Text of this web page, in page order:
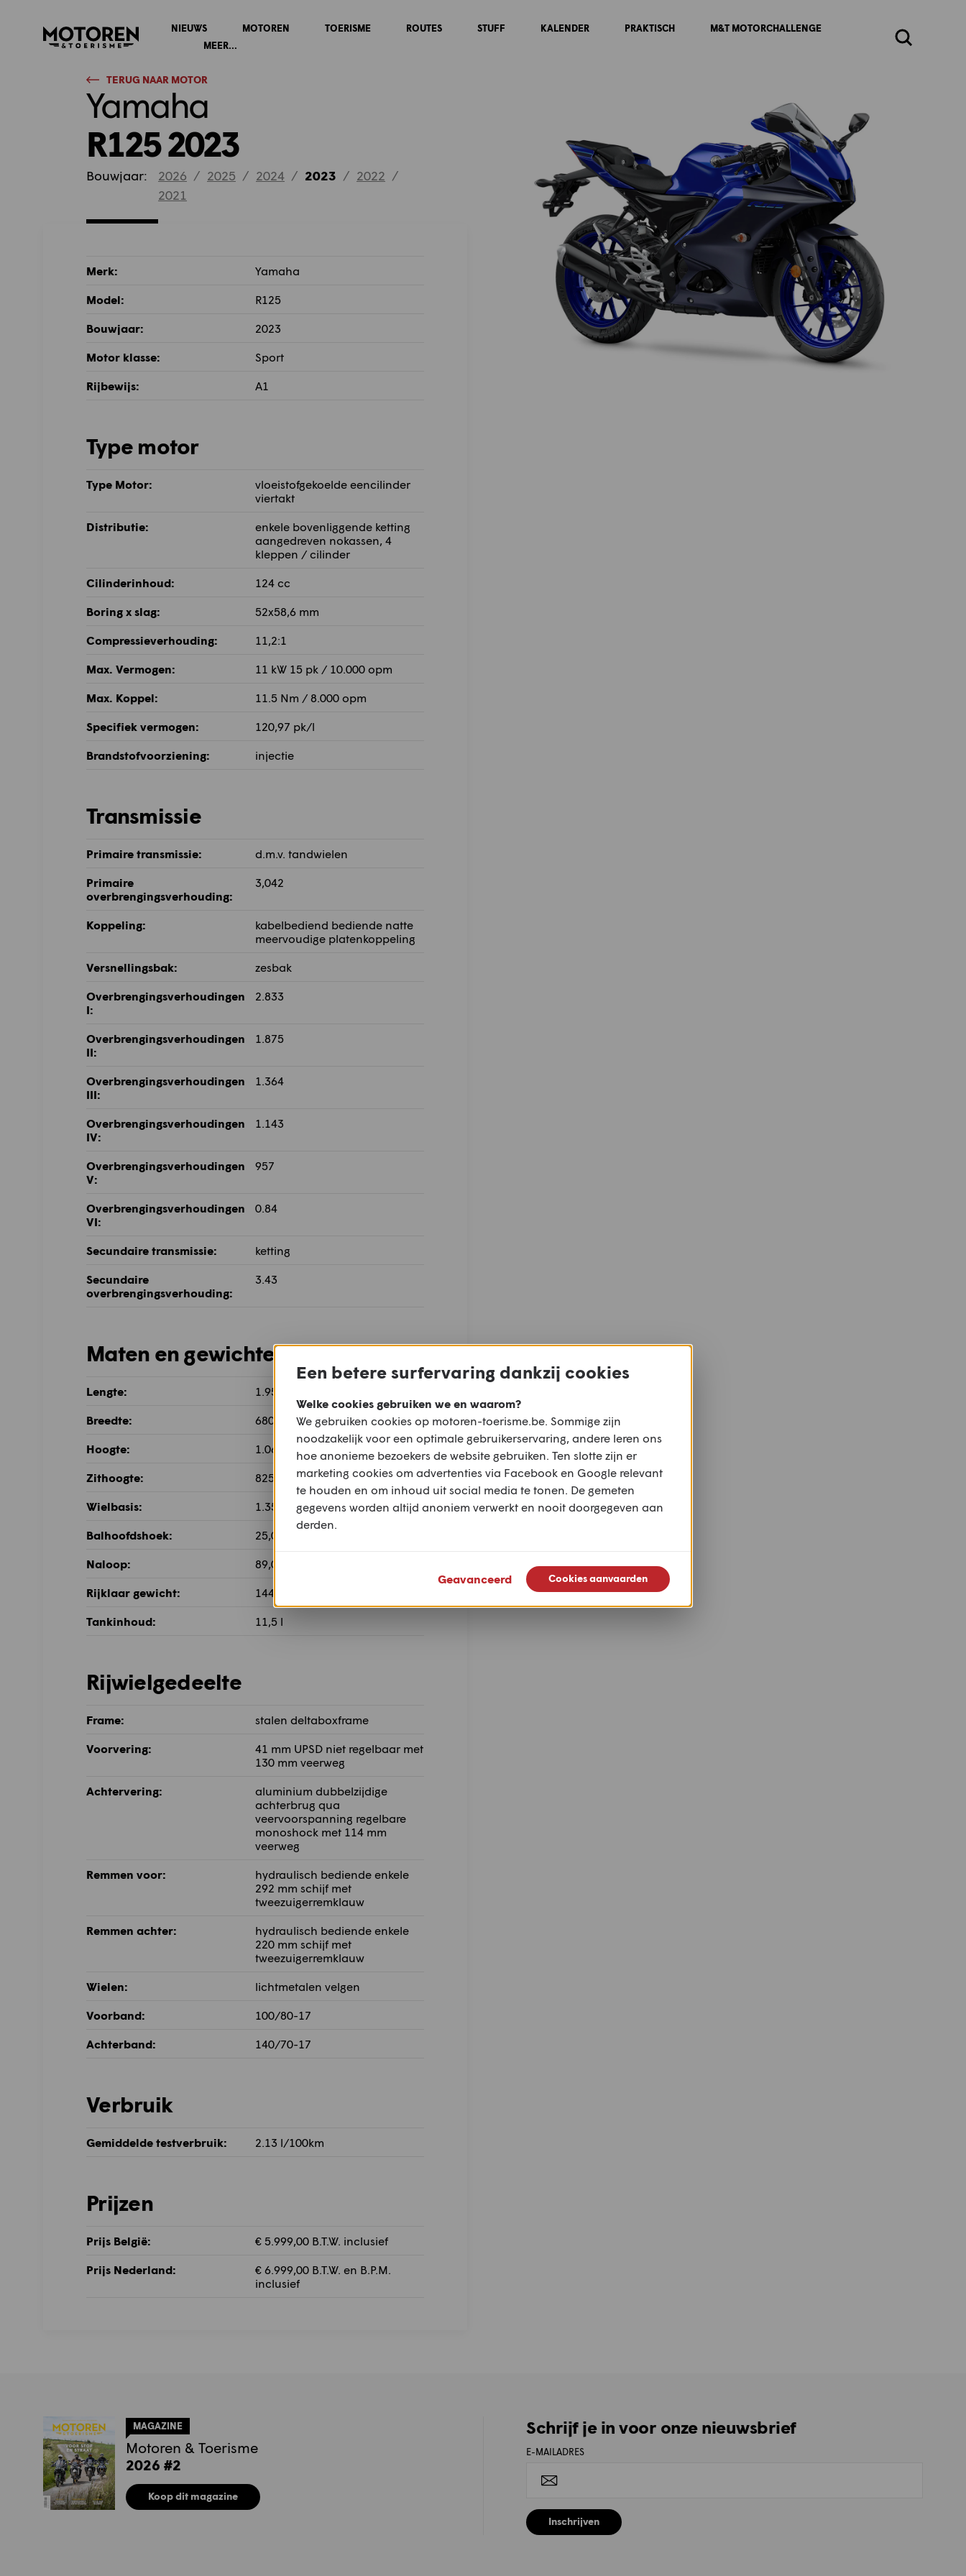
Homepage
NIEUWS MOTOREN TOERISME ROUTES STUFF KALENDER PRAKTISCH
M&T MOTORCHALLENGE
MEER...
Zoeken
TERUG NAAR MOTOR
Yamaha
R125 2023
Bouwjaar: 2026 / 2025 / 2024 / 2023 / 2022 /
2021
Merk: Yamaha
Model: R125
Bouwjaar: 2023
Motor klasse: Sport
Rijbewijs: A1
Type motor
Type Motor:
vloeistofgekoelde eencilinder
viertakt
Distributie:
enkele bovenliggende ketting
aangedreven nokassen, 4
kleppen / cilinder
Cilinderinhoud: 124 cc
Boring x slag: 52x58,6 mm
Compressieverhouding: 11,2:1
Max. Vermogen: 11 kW 15 pk / 10.000 opm
Max. Koppel: 11.5 Nm / 8.000 opm
Specifiek vermogen: 120,97 pk/l
Brandstofvoorziening: injectie
Transmissie
Primaire transmissie: d.m.v. tandwielen
Primaire
overbrengingsverhouding:
3,042
Koppeling:
kabelbediend bediende natte
meervoudige platenkoppeling
Versnellingsbak: zesbak
Overbrengingsverhoudingen
I:
2.833
Overbrengingsverhoudingen
II:
1.875
Overbrengingsverhoudingen
III:
1.364
Overbrengingsverhoudingen
IV:
1.143
Overbrengingsverhoudingen
V:
957
Overbrengingsverhoudingen
VI:
0.84
Secundaire transmissie: ketting
Secundaire
overbrengingsverhouding:
3.43
Maten en gewichten
Lengte: 1.955 mm
Breedte: 680 mm
Hoogte: 1.065 mm
Zithoogte: 825 mm
Wielbasis: 1.355 mm
Balhoofdshoek: 25,0°
Naloop: 89,0 mm
Rijklaar gewicht: 144 kg
Tankinhoud: 11,5 l
Rijwielgedeelte
Frame: stalen deltaboxframe
Voorvering:
41 mm UPSD niet regelbaar met
130 mm veerweg
Achtervering:
aluminium dubbelzijdige
achterbrug qua
veervoorspanning regelbare
monoshock met 114 mm
veerweg
Remmen voor:
hydraulisch bediende enkele
292 mm schijf met
tweezuigerremklauw
Remmen achter:
hydraulisch bediende enkele
220 mm schijf met
tweezuigerremklauw
Wielen: lichtmetalen velgen
Voorband: 100/80-17
Achterband: 140/70-17
Verbruik
Gemiddelde testverbruik: 2.13 l/100km
Prijzen
Prijs België: € 5.999,00 B.T.W. inclusief
Prijs Nederland:
€ 6.999,00 B.T.W. en B.P.M.
inclusief
MAGAZINE
Motoren & Toerisme
2026 #2
Koop dit magazine
Schrijf je in voor onze nieuwsbrief
E-MAILADRES
Inschrijven
Een betere surfervaring dankzij cookies
Welke cookies gebruiken we en waarom?
We gebruiken cookies op motoren-toerisme.be. Sommige zijn
noodzakelijk voor een optimale gebruikerservaring, andere leren ons
hoe anonieme bezoekers de website gebruiken. Ten slotte zijn er
marketing cookies om advertenties via Facebook en Google relevant
te houden en om inhoud uit social media te tonen. De gemeten
gegevens worden altijd anoniem verwerkt en nooit doorgegeven aan
derden.
Geavanceerd Cookies aanvaarden